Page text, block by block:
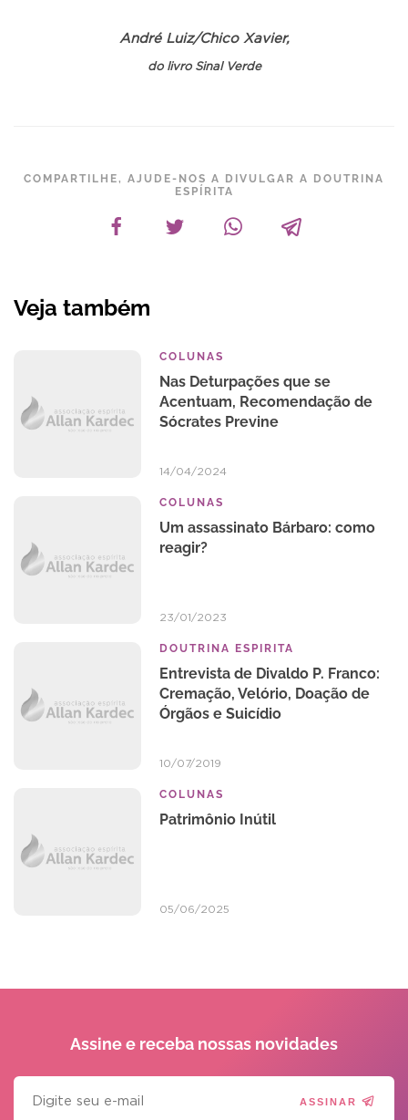
André Luiz/Chico Xavier,
do livro Sinal Verde
COMPARTILHE, AJUDE-NOS A DIVULGAR A DOUTRINA
ESPÍRITA
Veja também
COLUNAS
Nas Deturpações que se
Acentuam, Recomendação de
Sócrates Previne
14/04/2024
COLUNAS
Um assassinato Bárbaro: como
reagir?
23/01/2023
DOUTRINA ESPIRITA
Entrevista de Divaldo P. Franco:
Cremação, Velório, Doação de
Órgãos e Suicídio
10/07/2019
COLUNAS
Patrimônio Inútil
05/06/2025
Assine e receba nossas novidades
ASSINAR